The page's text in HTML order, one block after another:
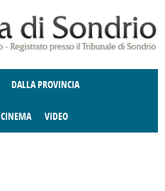
DALLA PROVINCIA
CINEMA VIDEO